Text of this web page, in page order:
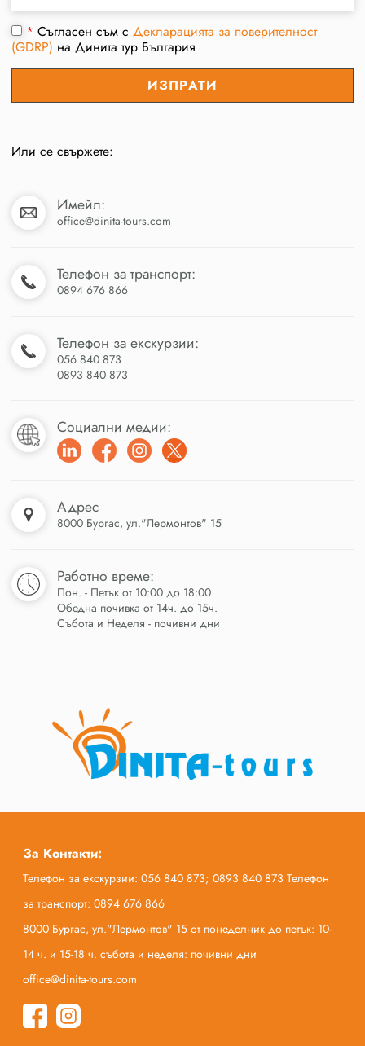
*Съгласен съм сДекларацията за поверителност
(GDRP) на Динита тур България
Или се свържете:
Имейл:
office@dinita-tours.com
Телефон за транспорт:
0894 676 866
Телефон за екскурзии:
056 840 873
0893 840 873
Социални медии:
Адрес
8000 Бургас, ул."Лермонтов" 15
Работно време:
Пон. - Петък от 10:00 до 18:00
Обедна почивка от 14ч. до 15ч.
Събота и Неделя - почивни дни
За Контакти:
Телефон за екскурзии: 056 840 873; 0893 840 873 Телефон
за транспорт: 0894 676 866
8000 Бургас, ул."Лермонтов" 15 от понеделник до петък: 10-
14 ч. и 15-18 ч. събота и неделя: почивни дни
office@dinita-tours.com